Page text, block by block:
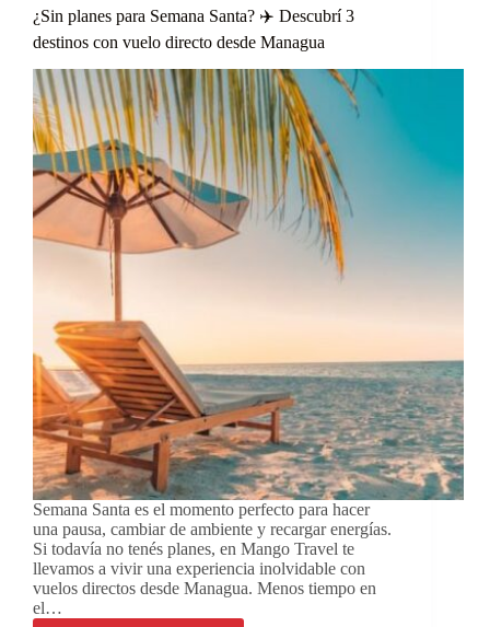
Visa
en
Línea
de
Nicaragua
¿Sin planes para Semana Santa? ✈️ Descubrí 3
destinos con vuelo directo desde Managua
Semana Santa es el momento perfecto para hacer
una pausa, cambiar de ambiente y recargar energías.
Si todavía no tenés planes, en Mango Travel te
llevamos a vivir una experiencia inolvidable con
vuelos directos desde Managua. Menos tiempo en
el…